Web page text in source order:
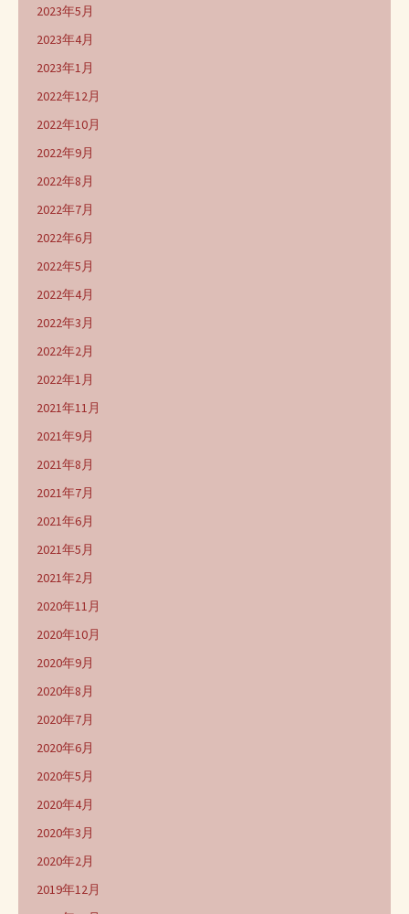
2023年5月
2023年4月
2023年1月
2022年12月
2022年10月
2022年9月
2022年8月
2022年7月
2022年6月
2022年5月
2022年4月
2022年3月
2022年2月
2022年1月
2021年11月
2021年9月
2021年8月
2021年7月
2021年6月
2021年5月
2021年2月
2020年11月
2020年10月
2020年9月
2020年8月
2020年7月
2020年6月
2020年5月
2020年4月
2020年3月
2020年2月
2019年12月